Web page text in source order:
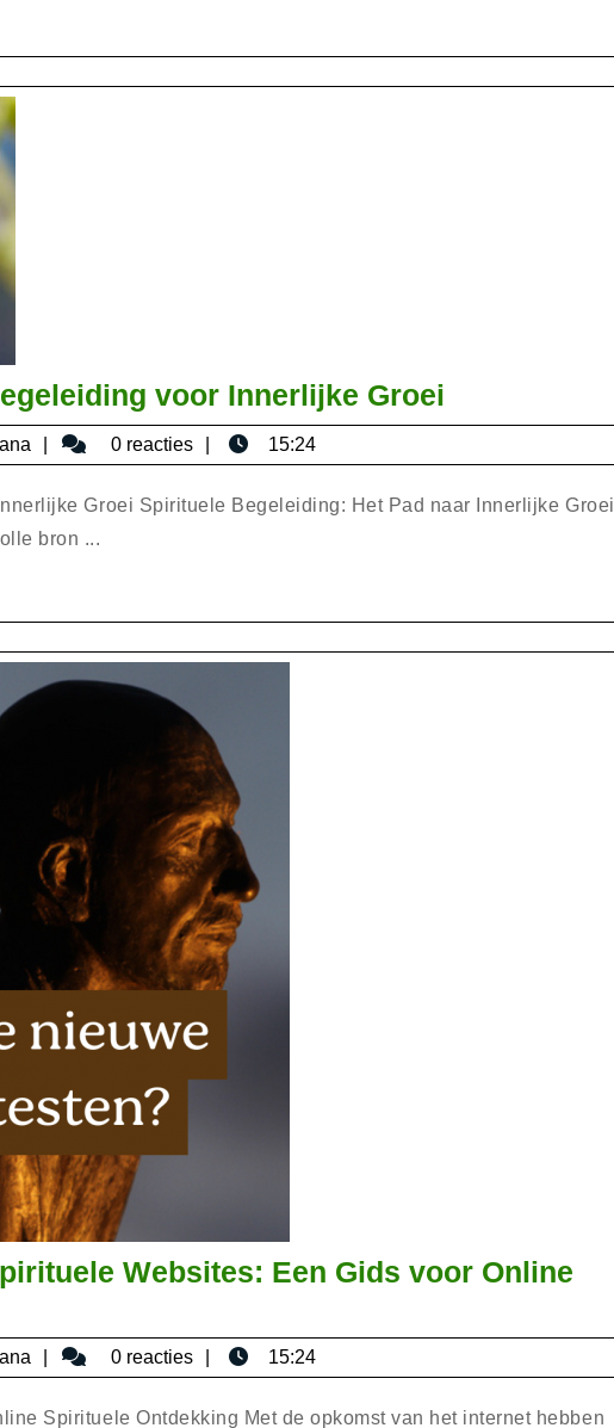
voor Innerlijke Groei
Spirituele
Begeleiding
voor
bisericaromana
0 reacties 15:24
Groei Spirituele Begeleiding: Het Pad naar Innerlijke Groei
bron ...
Websites: Een Gids voor Online
bisericaromana
0 reacties 15:24
Spirituele Ontdekking Met de opkomst van het internet hebben